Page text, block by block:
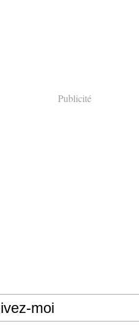
Publicité
moi